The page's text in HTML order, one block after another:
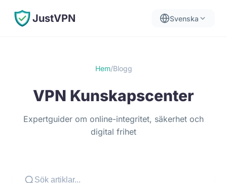
JustVPN Svenska
Hem/Blogg
VPN Kunskapscenter
Expertguider om online-integritet, säkerhet och
digital frihet